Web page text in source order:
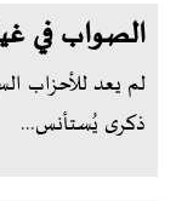
الصواب في
لم يعد للأحزاب
ذكرى يُستأنس...